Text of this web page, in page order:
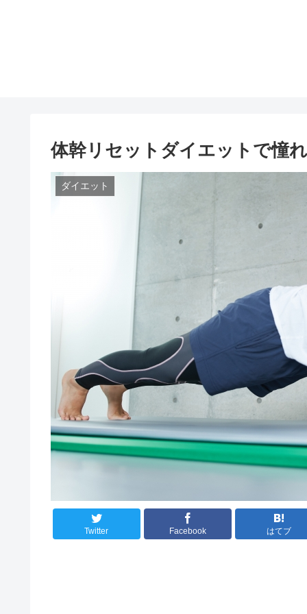
体幹リセットダイエットで憧
ダイエット
Twitter Facebook はてブ